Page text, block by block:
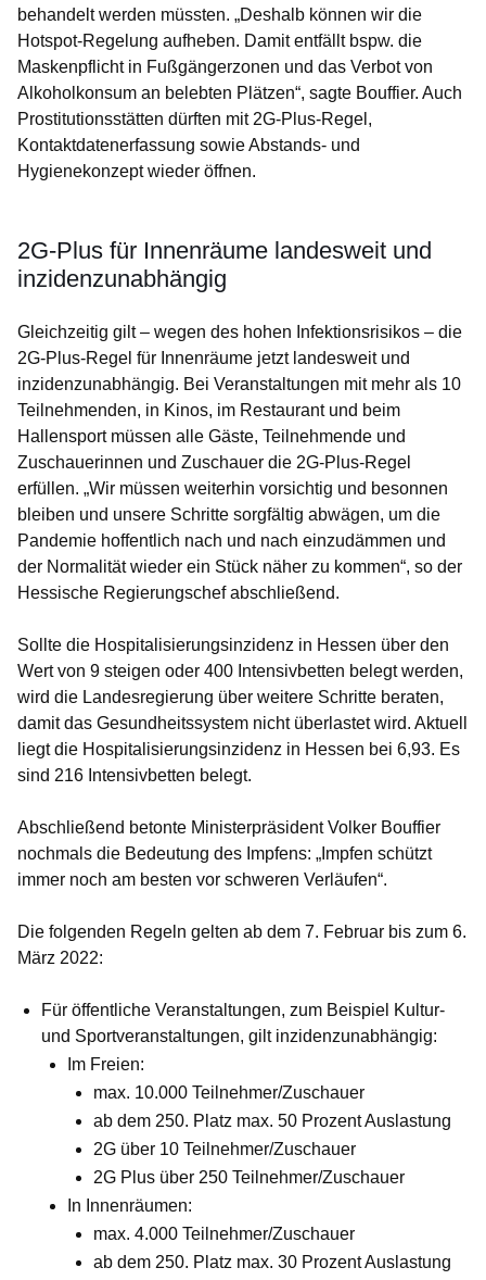
behandelt werden müssten. „Deshalb können wir die
Hotspot-Regelung aufheben. Damit entfällt bspw. die
Maskenpflicht in Fußgängerzonen und das Verbot von
Alkoholkonsum an belebten Plätzen“, sagte Bouffier. Auch
Prostitutionsstätten dürften mit 2G-Plus-Regel,
Kontaktdatenerfassung sowie Abstands- und
Hygienekonzept wieder öffnen.
2G-Plus für Innenräume landesweit und
inzidenzunabhängig
Gleichzeitig gilt – wegen des hohen Infektionsrisikos – die
2G-Plus-Regel für Innenräume jetzt landesweit und
inzidenzunabhängig. Bei Veranstaltungen mit mehr als 10
Teilnehmenden, in Kinos, im Restaurant und beim
Hallensport müssen alle Gäste, Teilnehmende und
Zuschauerinnen und Zuschauer die 2G-Plus-Regel
erfüllen. „Wir müssen weiterhin vorsichtig und besonnen
bleiben und unsere Schritte sorgfältig abwägen, um die
Pandemie hoffentlich nach und nach einzudämmen und
der Normalität wieder ein Stück näher zu kommen“, so der
Hessische Regierungschef abschließend.
Sollte die Hospitalisierungsinzidenz in Hessen über den
Wert von 9 steigen oder 400 Intensivbetten belegt werden,
wird die Landesregierung über weitere Schritte beraten,
damit das Gesundheitssystem nicht überlastet wird. Aktuell
liegt die Hospitalisierungsinzidenz in Hessen bei 6,93. Es
sind 216 Intensivbetten belegt.
Abschließend betonte Ministerpräsident Volker Bouffier
nochmals die Bedeutung des Impfens: „Impfen schützt
immer noch am besten vor schweren Verläufen“.
Die folgenden Regeln gelten ab dem 7. Februar bis zum 6.
März 2022:
Für öffentliche Veranstaltungen, zum Beispiel Kultur-
und Sportveranstaltungen, gilt inzidenzunabhängig:
Im Freien:
max. 10.000 Teilnehmer/Zuschauer
ab dem 250. Platz max. 50 Prozent Auslastung
2G über 10 Teilnehmer/Zuschauer
2G Plus über 250 Teilnehmer/Zuschauer
In Innenräumen:
max. 4.000 Teilnehmer/Zuschauer
ab dem 250. Platz max. 30 Prozent Auslastung